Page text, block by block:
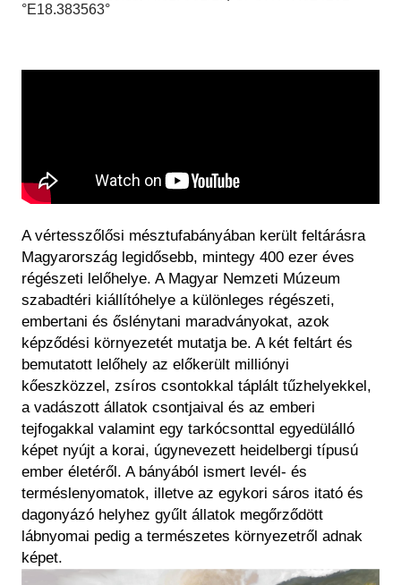
Régészet
Éremtár
°E18.383563°
A vértesszőlősi mésztufabányában került feltárásra
Magyarország legidősebb, mintegy 400 ezer éves
régészeti lelőhelye. A Magyar Nemzeti Múzeum
szabadtéri kiállítóhelye a különleges régészeti,
embertani és őslénytani maradványokat, azok
képződési környezetét mutatja be. A két feltárt és
bemutatott lelőhely az előkerült milliónyi
kőeszközzel, zsíros csontokkal táplált tűzhelyekkel,
a vadászott állatok csontjaival és az emberi
tejfogakkal valamint egy tarkócsonttal egyedülálló
képet nyújt a korai, úgynevezett heidelbergi típusú
ember életéről. A bányából ismert levél- és
terméslenyomatok, illetve az egykori sáros itató és
dagonyázó helyhez gyűlt állatok megőrződött
lábnyomai pedig a természetes környezetről adnak
képet.